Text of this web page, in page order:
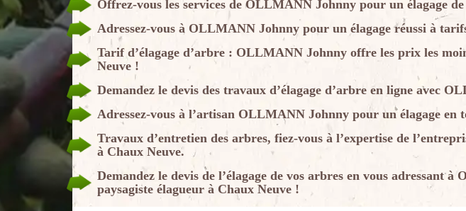
Offrez-vous les services de OLLMANN Johnny pour un élagage
Adressez-vous à OLLMANN Johnny pour un élagage réussi à
Tarif d’élagage d’arbre : OLLMANN Johnny offre les prix les
Neuve !
Demandez le devis des travaux d’élagage d’arbre en ligne avec
Adressez-vous à l’artisan OLLMANN Johnny pour un élagage en
Travaux d’entretien des arbres, fiez-vous à l’expertise de
à Chaux Neuve.
Demandez le devis de l’élagage de vos arbres en vous adressant
paysagiste élagueur à Chaux Neuve !